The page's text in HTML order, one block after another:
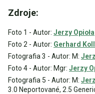
Zdroje:
Foto 1 - Autor: Jerzy Opioła
Foto 2 - Autor: Gerhard
Fotografia 3 - Autor: M:
Foto 4 - Autor: Mgr: Jerzy
Fotografia 5 - Autor: M:
3.0 Neportované, 2.5